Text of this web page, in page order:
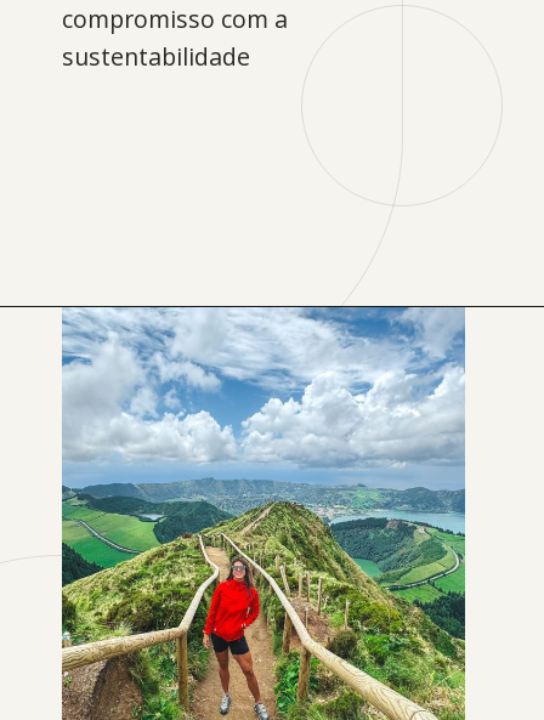
compromisso com a
sustentabilidade
Opening